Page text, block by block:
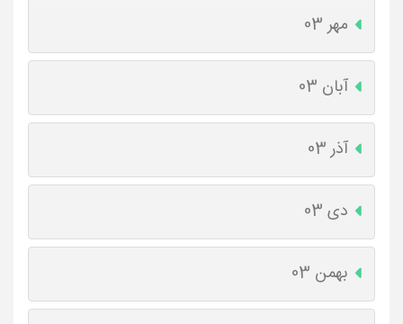
مهر 03
آبان 03
آذر 03
دی 03
بهمن 03